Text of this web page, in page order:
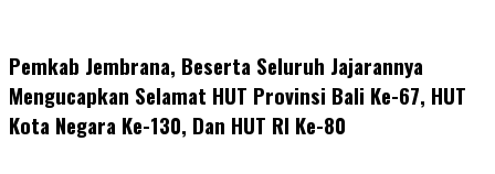
Pemkab Jembrana, Beserta Seluruh Jajarannya
Mengucapkan Selamat HUT Provinsi Bali Ke-67, HUT
Kota Negara Ke-130, Dan HUT RI Ke-80